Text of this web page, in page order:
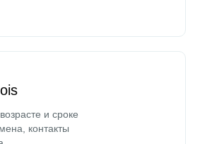
и сроке
контакты